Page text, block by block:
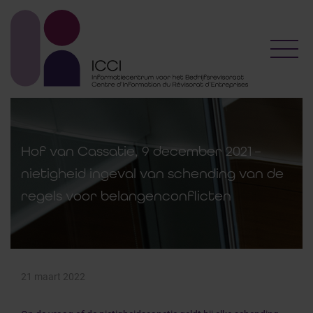
Hof van Cassatie, 9 december 2021 –
nietigheid ingeval van schending van de
regels voor belangenconflicten
21 maart 2022